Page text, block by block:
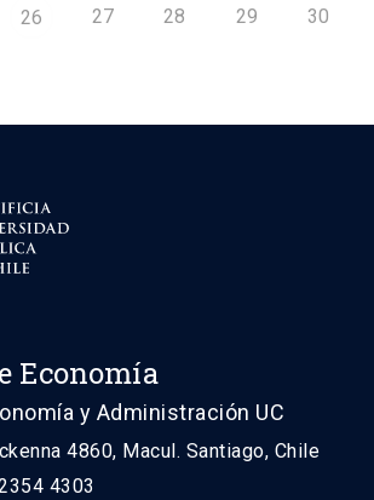
26 27 28 29 30
Economía
y Administración UC
4860, Macul. Santiago, Chile
4303